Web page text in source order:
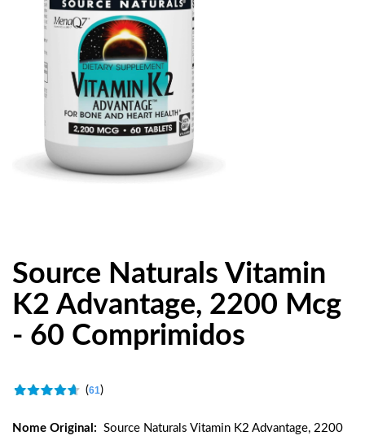
Source Naturals Vitamin
K2 Advantage, 2200 Mcg
- 60 Comprimidos
(61)
Nome Original: Source Naturals Vitamin K2 Advantage, 2200